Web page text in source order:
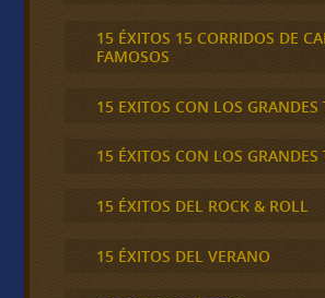
15 ÉXITOS 15 CORRIDOS DE
FAMOSOS
15 EXITOS CON LOS GRANDES
15 ÉXITOS CON LOS GRANDES
15 ÉXITOS DEL ROCK & ROLL
15 ÉXITOS DEL VERANO